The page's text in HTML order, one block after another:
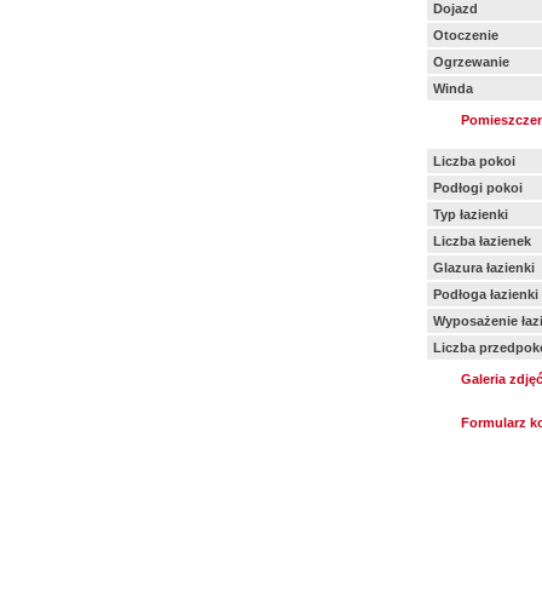
Dojazd
Otoczenie
Ogrzewanie
Winda
Liczba pokoi
Podłogi pokoi
Typ łazienki
Liczba łazienek
Glazura łazienki
Podłoga łazienki
Wyposażenie
Liczba
Galeria zdjęć
Formularz